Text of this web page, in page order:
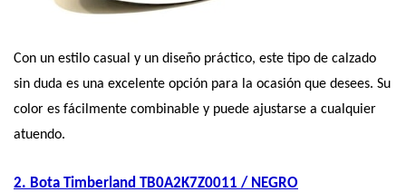
Con un estilo casual y un diseño práctico, este tipo de calzado
sin duda es una excelente opción para la ocasión que desees. Su
color es fácilmente combinable y puede ajustarse a cualquier
atuendo.
2. Bota Timberland TB0A2K7Z0011 / NEGRO